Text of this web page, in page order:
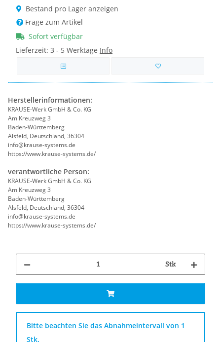
Bestand pro Lager anzeigen
Frage zum Artikel
Sofort verfügbar
Lieferzeit: 3 - 5 Werktage Info
Herstellerinformationen:
KRAUSE-Werk GmbH & Co. KG
Am Kreuzweg 3
Baden-Württemberg
Alsfeld, Deutschland, 36304
info@krause-systems.de
https://www.krause-systems.de/
verantwortliche Person:
KRAUSE-Werk GmbH & Co. KG
Am Kreuzweg 3
Baden-Württemberg
Alsfeld, Deutschland, 36304
info@krause-systems.de
https://www.krause-systems.de/
Stk
x
Bitte beachten Sie das Abnahmeintervall von 1
Stk.